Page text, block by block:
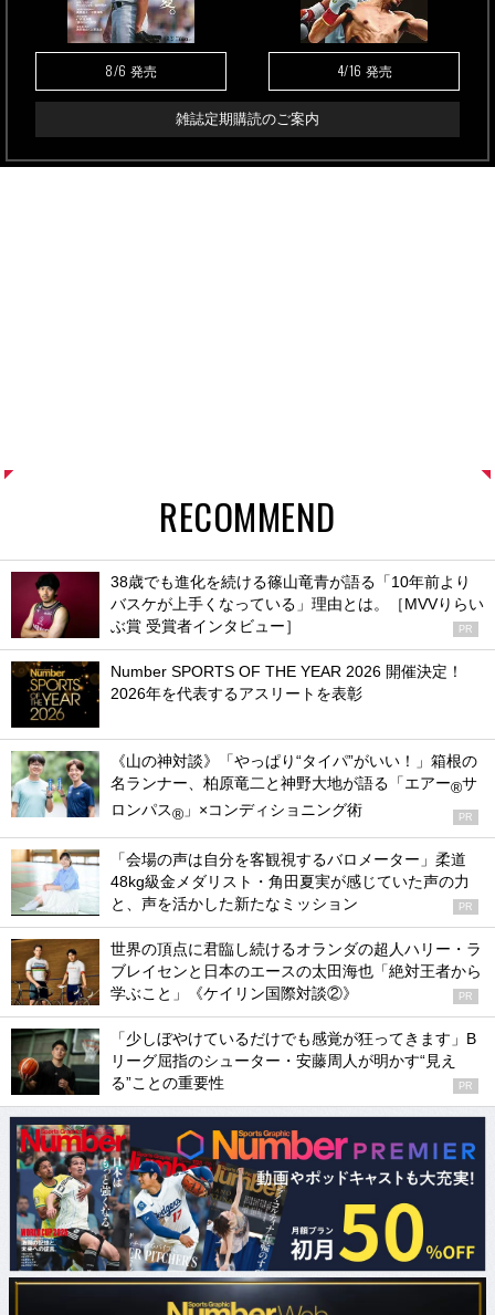
8/6 発売 4/16 発売
雑誌定期購読のご案内
RECOMMEND
38歳でも進化を続ける篠山竜青が語る「10年前より
バスケが上手くなっている」理由とは。［MVVりらい
ぶ賞 受賞者インタビュー］
PR
Number SPORTS OF THE YEAR 2026 開催決定！
2026年を代表するアスリートを表彰
《山の神対談》「やっぱり“タイパ”がいい！」箱根の
名ランナー、柏原竜二と神野大地が語る「エアー®サ
ロンパス® 」×コンディショニング術 PR
「会場の声は自分を客観視するバロメーター」柔道
48kg級金メダリスト・角田夏実が感じていた声の力
と、声を活かした新たなミッション
PR
世界の頂点に君臨し続けるオランダの超人ハリー・ラ
ブレイセンと日本のエースの太田海也「絶対王者から
学ぶこと」《ケイリン国際対談②》
PR
「少しぼやけているだけでも感覚が狂ってきます」B
リーグ屈指のシューター・安藤周人が明かす“見え
る”ことの重要性
PR